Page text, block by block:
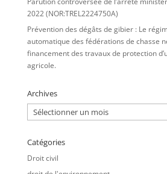
2022 (NOR:TREL2224750A)
Prévention des dégâts de gibier : Le
automatique des fédérations de chasse
financement des travaux de protection
agricole.
Archives
Archives
Catégories
Droit civil